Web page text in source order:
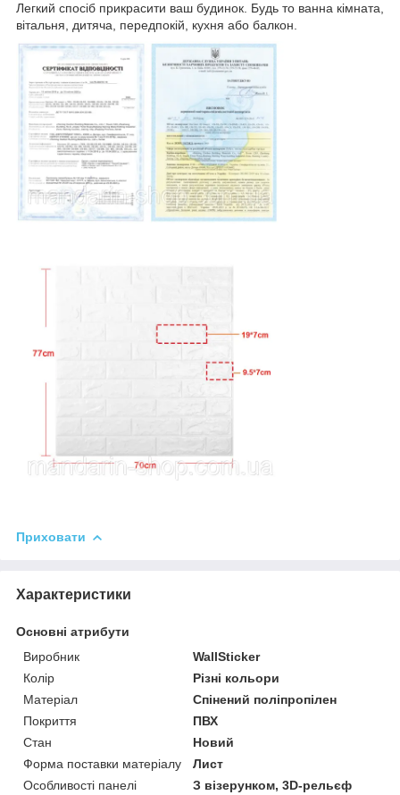
Легкий спосіб прикрасити ваш будинок. Будь то ванна кімната,
вітальня, дитяча, передпокій, кухня або балкон.
Приховати
Характеристики
Основні атрибути
Виробник
WallSticker
Колір
Різні кольори
Матеріал
Спінений поліпропілен
Покриття
ПВХ
Стан
Новий
Форма поставки матеріалу
Лист
Особливості панелі
З візерунком, 3D-рельєф